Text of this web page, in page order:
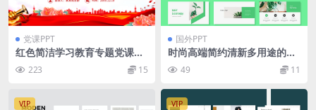
党课PPT
红色简洁学习教育专题党课PP
T模板
223 15
国外PPT
时尚高端简约清新多用途的生
态健康绿色powerpoint幻灯
片演示模板（pptx）
49 11
VIP VIP